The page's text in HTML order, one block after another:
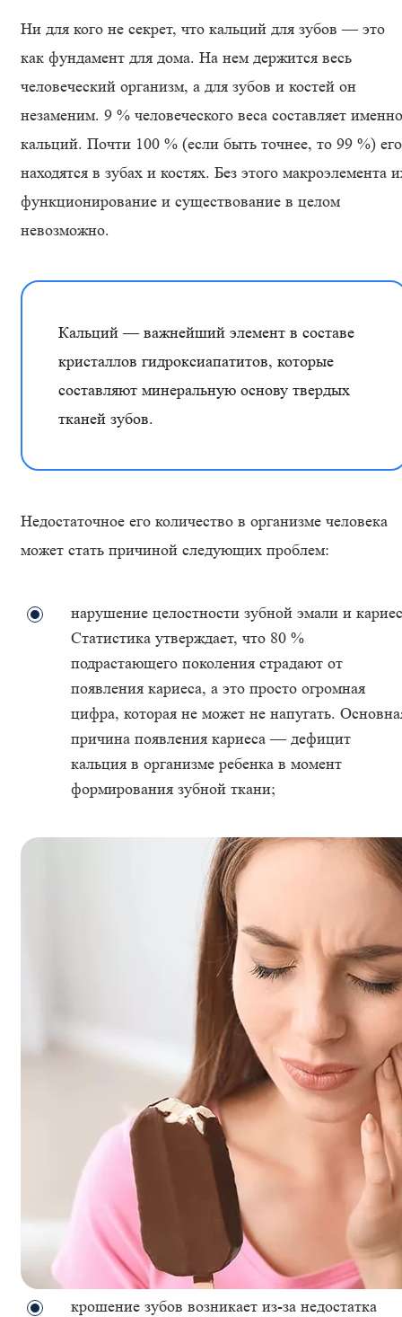
Ни для кого не секрет, что кальций для зубов — это
как фундамент для дома. На нем держится весь
человеческий организм, а для зубов и костей он
незаменим. 9 % человеческого веса составляет именно
кальций. Почти 100 % (если быть точнее, то 99 %) его
находятся в зубах и костях. Без этого макроэлемента
функционирование и существование в целом
невозможно.
Кальций — важнейший элемент в составе
кристаллов гидроксиапатитов, которые
составляют минеральную основу твердых
тканей зубов.
Недостаточное его количество в организме человека
может стать причиной следующих проблем:
нарушение целостности зубной эмали и
Статистика утверждает, что 80 %
подрастающего поколения страдают от
появления кариеса, а это просто огромная
цифра, которая не может не напугать.
причина появления кариеса — дефицит
кальция в организме ребенка в момент
формирования зубной ткани;
крошение зубов возникает из-за недостатка